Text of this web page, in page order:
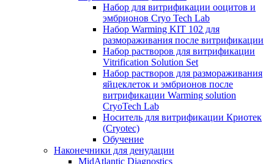
Набор для витрификации ооцитов и
эмбрионов Cryo Tech Lab
Набор Warming KIT 102 для
размораживания после витрификации
Набор растворов для витрификации
Vitrification Solution Set
Набор растворов для размораживания
яйцеклеток и эмбрионов после
витрификации Warming solution
CryoTech Lab
Носитель для витрификации Криотек
(Cryotec)
Обучение
Наконечники для денудации
MidAtlantic Diagnostics